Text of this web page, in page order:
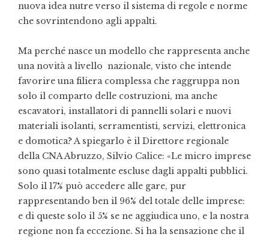
nuova idea nutre verso il sistema di regole e norme
che sovrintendono agli appalti.
Ma perché nasce un modello che rappresenta anche
una novità a livello nazionale, visto che intende
favorire una filiera complessa che raggruppa non
solo il comparto delle costruzioni, ma anche
escavatori, installatori di pannelli solari e nuovi
materiali isolanti, serramentisti, servizi, elettronica
e domotica? A spiegarlo è il Direttore regionale
della CNA Abruzzo, Silvio Calice: «Le micro imprese
sono quasi totalmente escluse dagli appalti pubblici.
Solo il 17% può accedere alle gare, pur
rappresentando ben il 96% del totale delle imprese:
e di queste solo il 5% se ne aggiudica uno, e la nostra
regione non fa eccezione. Si ha la sensazione che il